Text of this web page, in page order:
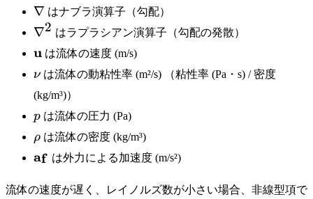
\nabla
∇ はナブラ演算子（勾配）
\nabla^2
∇2 はラプラシアン演算子（勾配の発散）
\mathbf{u}
u は流体の速度 (m/s)
\nu
ν は流体の動粘性率 (m²/s) （粘性率 (Pa・s) / 密度
(kg/m³)）
p
p は流体の圧力 (Pa)
\rho
ρ は流体の密度 (kg/m³)
\mathbf{a_f}
af は外力による加速度 (m/s²)
流体の速度が遅く、レイノルズ数が小さい場合、非線型項で